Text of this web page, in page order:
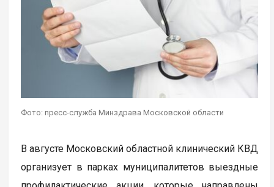
Фото: пресс-служба Минздрава Московской области
В августе Московский областной клинический КВД
организует в парках муниципалитетов выездные